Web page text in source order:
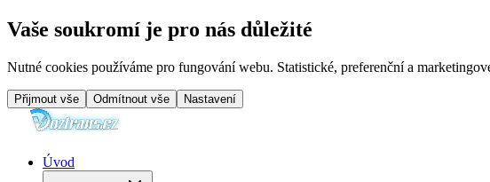
Vaše soukromí je pro nás důležité
Nutné cookies používáme pro fungování webu. Statistické, preferenční a
Přijmout vše Odmítnout vše Nastavení
Úvod